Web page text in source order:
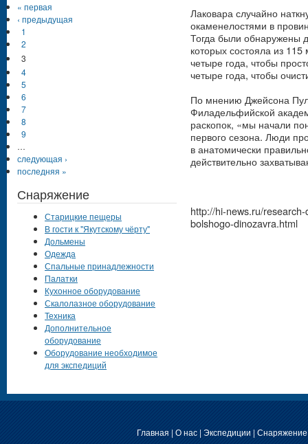
Лаковара случайно
окаменелостями в
Тогда были обнаружены
которых состояла из
четыре года, чтобы
четыре года, чтобы
По мнению Джейсона
Филадельфийской
раскопок, «мы начали
первого сезона. Люди
в анатомически
действительно
http://hi-news.ru/
bolshogo-dinozavra.html
« первая
‹ предыдущая
1
2
3
4
5
6
7
8
9
…
следующая ›
последняя »
Снаряжение
Старицкие пещеры
В гости к "Якутскому чёрту"
Дольмены
Одежда
Спальные принадлежности
Палатки
Кухонное оборудование
Скалолазное оборудование
Техника
Дополнительное
оборудование
Оборудование необходимое
для экспедиций
Главная | О нас| Экспедиции | Снаряжение